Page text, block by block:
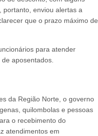
portanto, enviou alertas a
que o prazo máximo de
para atender
aposentados.
da Região Norte, o governo
quilombolas e pessoas
o recebimento do
atendimentos em